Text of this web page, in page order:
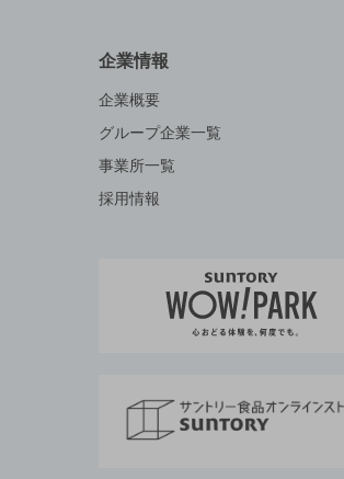
企業情報
企業概要
グループ企業一覧
事業所一覧
採用情報